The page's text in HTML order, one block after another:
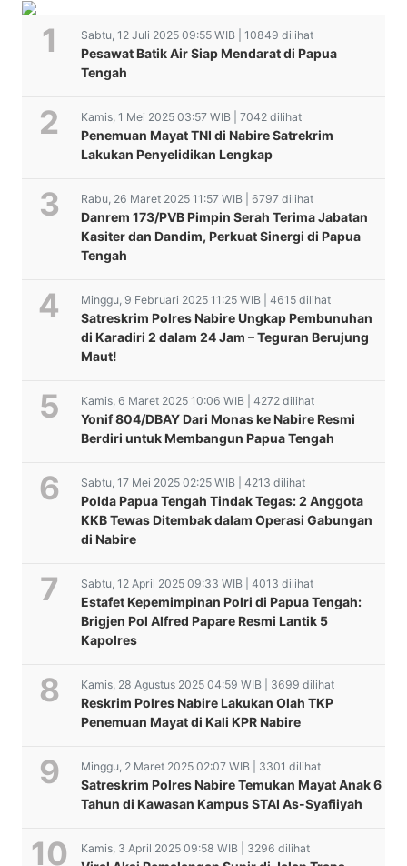
Sabtu, 12 Juli 2025 09:55 WIB | 10849 dilihat
Pesawat Batik Air Siap Mendarat di Papua
Tengah
Kamis, 1 Mei 2025 03:57 WIB | 7042 dilihat
Penemuan Mayat TNI di Nabire Satrekrim
Lakukan Penyelidikan Lengkap
Rabu, 26 Maret 2025 11:57 WIB | 6797 dilihat
Danrem 173/PVB Pimpin Serah Terima Jabatan
Kasiter dan Dandim, Perkuat Sinergi di Papua
Tengah
Minggu, 9 Februari 2025 11:25 WIB | 4615 dilihat
Satreskrim Polres Nabire Ungkap Pembunuhan
di Karadiri 2 dalam 24 Jam – Teguran Berujung
Maut!
Kamis, 6 Maret 2025 10:06 WIB | 4272 dilihat
Yonif 804/DBAY Dari Monas ke Nabire Resmi
Berdiri untuk Membangun Papua Tengah
Sabtu, 17 Mei 2025 02:25 WIB | 4213 dilihat
Polda Papua Tengah Tindak Tegas: 2 Anggota
KKB Tewas Ditembak dalam Operasi Gabungan
di Nabire
Sabtu, 12 April 2025 09:33 WIB | 4013 dilihat
Estafet Kepemimpinan Polri di Papua Tengah:
Brigjen Pol Alfred Papare Resmi Lantik 5
Kapolres
Kamis, 28 Agustus 2025 04:59 WIB | 3699 dilihat
Reskrim Polres Nabire Lakukan Olah TKP
Penemuan Mayat di Kali KPR Nabire
Minggu, 2 Maret 2025 02:07 WIB | 3301 dilihat
Satreskrim Polres Nabire Temukan Mayat Anak 6
Tahun di Kawasan Kampus STAI As-Syafiiyah
Kamis, 3 April 2025 09:58 WIB | 3296 dilihat
Pelantikan, Pengambilan